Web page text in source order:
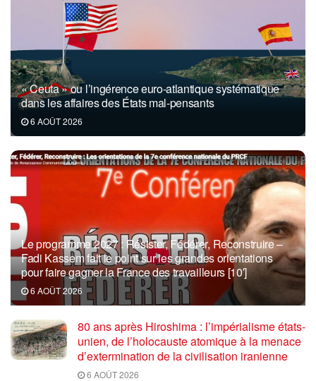
« Ceuta » ou l’ingérence euro-atlantique systématique
dans les affaires des États mal-pensants
6 AOÛT 2026
Le programme 2027 : Résister, Fédérer, Reconstruire –
Fadi Kassem fait le point sur les grandes orientations
pour faire gagner la France des travailleurs [10′]
6 AOÛT 2026
80 ans après Hiroshima : l’impérialisme états-
unien, de l’holocauste atomique à la menace
d’extermination de la civilisation iranienne
6 AOÛT 2026